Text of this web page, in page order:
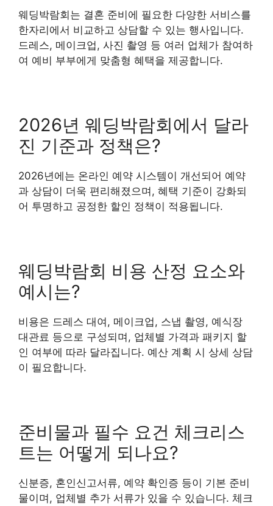
웨딩박람회는 결혼 준비에 필요한 다양한 서비스를
한자리에서 비교하고 상담할 수 있는 행사입니다.
드레스, 메이크업, 사진 촬영 등 여러 업체가 참여하
여 예비 부부에게 맞춤형 혜택을 제공합니다.
2026년 웨딩박람회에서 달라
진 기준과 정책은?
2026년에는 온라인 예약 시스템이 개선되어 예약
과 상담이 더욱 편리해졌으며, 혜택 기준이 강화되
어 투명하고 공정한 할인 정책이 적용됩니다.
웨딩박람회 비용 산정 요소와
예시는?
비용은 드레스 대여, 메이크업, 스냅 촬영, 예식장
대관료 등으로 구성되며, 업체별 가격과 패키지 할
인 여부에 따라 달라집니다. 예산 계획 시 상세 상담
이 필요합니다.
준비물과 필수 요건 체크리스
트는 어떻게 되나요?
신분증, 혼인신고서류, 예약 확인증 등이 기본 준비
물이며, 업체별 추가 서류가 있을 수 있습니다. 체크